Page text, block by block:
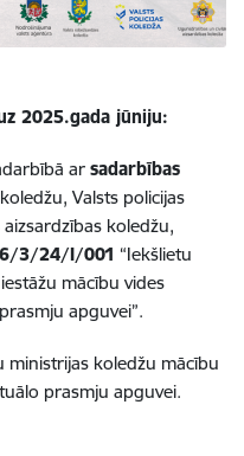
2025.gada jūniju:
ar sadarbības
Valsts policijas
koledžu,
3/24/I/001 “Iekšlietu
mācību vides
apguvei”.
ministrijas koledžu mācību
prasmju apguvei.